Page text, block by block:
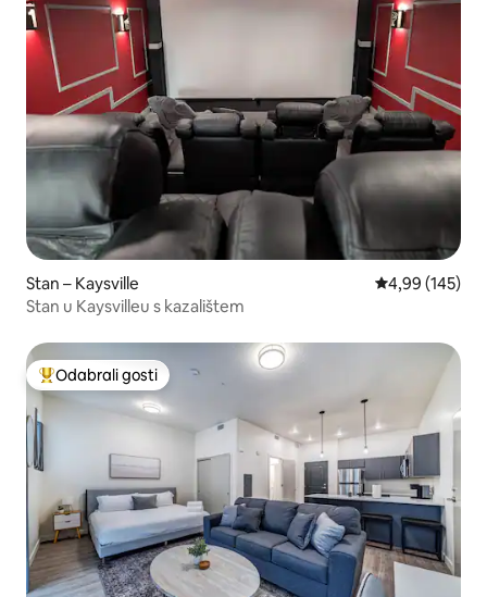
Stan – Kaysville Prosječna
4,99 (145)
Stan u Kaysvilleu s kazalištem
Među najviše rangiranima s oznakom „Odabrali gosti”
Odabrali gosti